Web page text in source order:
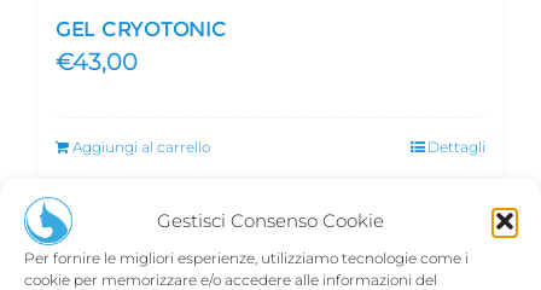
Gestisci Consenso Cookie
Per fornire le migliori esperienze, utilizziamo tecnologie come i
cookie per memorizzare e/o accedere alle informazioni del
GEL CRYOTONIC
€43,00
Aggiungi al carrello Dettagli